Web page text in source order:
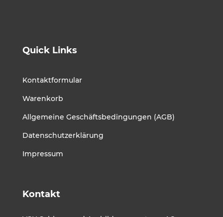
Quick Links
Kontaktformular
Warenkorb
Allgemeine Geschäftsbedingungen (AGB)
Datenschutzerklärung
Impressum
Kontakt